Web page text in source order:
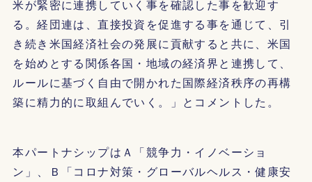
米が緊密に連携していく事を確認した事を歓迎す
る。経団連は、直接投資を促進する事を通じて、引
き続き米国経済社会の発展に貢献すると共に、米国
を始めとする関係各国・地域の経済界と連携して、
ルールに基づく自由で開かれた国際経済秩序の再構
築に精力的に取組んでいく。」とコメントした。
本パートナシップはＡ「競争力・イノベーショ
ン」、Ｂ「コロナ対策・グローバルヘルス・健康安